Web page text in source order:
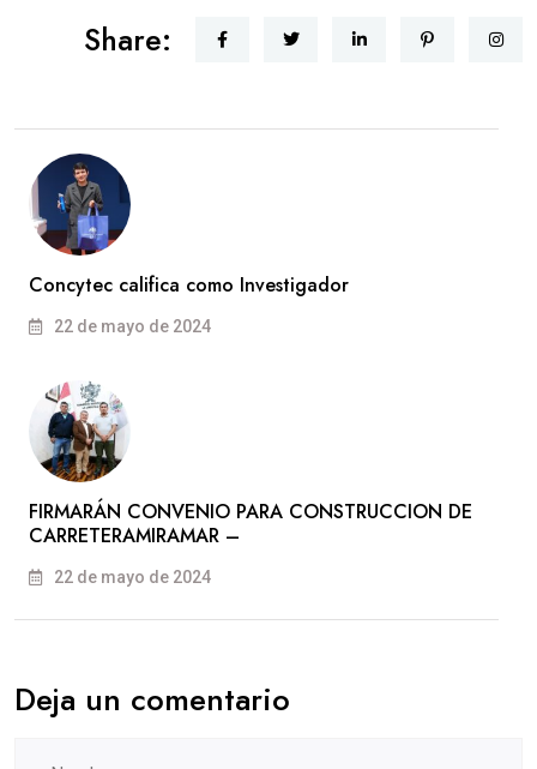
Share:
Concytec califica como Investigador
22 de mayo de 2024
FIRMARÁN CONVENIO PARA CONSTRUCCION DE
CARRETERAMIRAMAR –
22 de mayo de 2024
Deja un comentario